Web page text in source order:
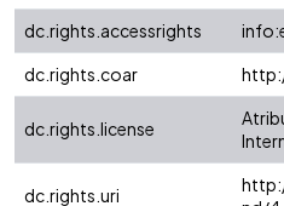
dc.rights.accessrights
dc.rights.coar
dc.rights.license
dc.rights.uri